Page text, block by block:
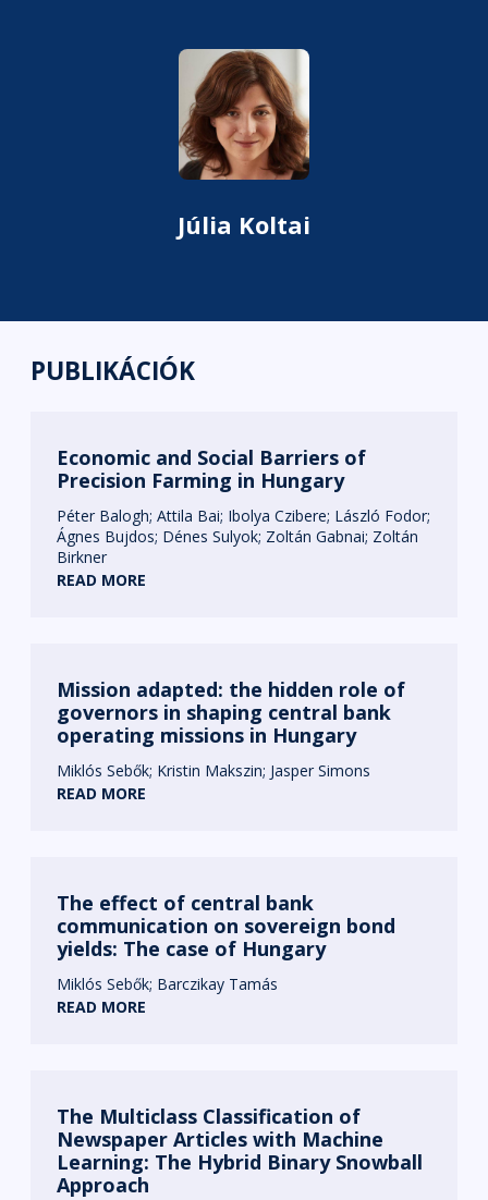
Júlia Koltai
PUBLIKÁCIÓK
Economic and Social Barriers of
Precision Farming in Hungary
Péter Balogh Attila Bai Ibolya Czibere László Fodor
Ágnes Bujdos Dénes Sulyok Zoltán Gabnai Zoltán
Birkner
READ MORE
Mission adapted: the hidden role of
governors in shaping central bank
operating missions in Hungary
Miklós Sebők Kristin Makszin Jasper Simons
READ MORE
The effect of central bank
communication on sovereign bond
yields: The case of Hungary
Miklós Sebők Barczikay Tamás
READ MORE
The Multiclass Classification of
Newspaper Articles with Machine
Learning: The Hybrid Binary Snowball
Approach